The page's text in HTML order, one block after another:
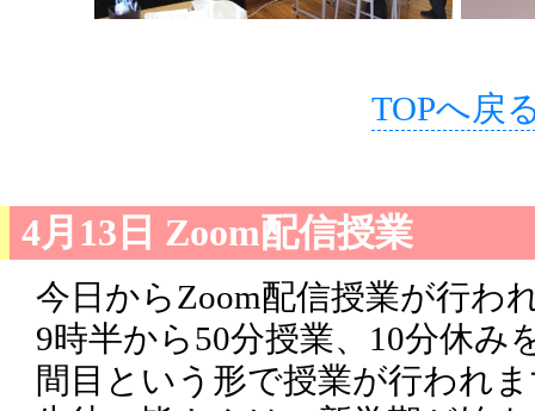
TOPへ戻
4月13日 Zoom配信授業
今日からZoom配信授業が行わ
9時半から50分授業、10分休み
間目という形で授業が行われ